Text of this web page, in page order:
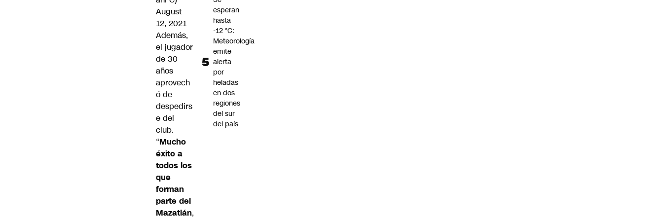
August
12, 2021
Además,
el jugador
de 30
años
aprovech
ó de
despedirs
e del
club.
“Mucho
éxito a
todos los
que
forman
parte del
Mazatlán,
esperan
hasta
-12 °C:
Meteorología
emite
alerta
por
heladas
en dos
regiones
del sur
del país